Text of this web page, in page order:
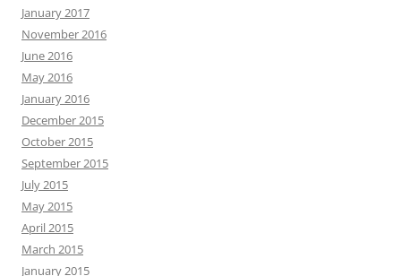
January 2017
November 2016
June 2016
May 2016
January 2016
December 2015
October 2015
September 2015
July 2015
May 2015
April 2015
March 2015
January 2015